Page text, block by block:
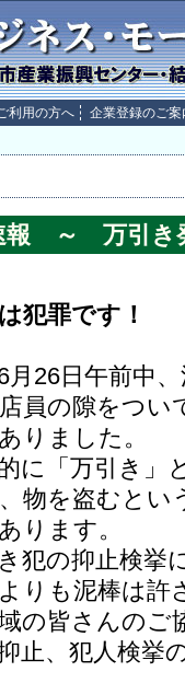
利用の方へ 企業登録のご案
報 ～ 万引き
犯罪です！
26日午前中
員の隙をつい
りました。
に「万引き」
物を盗むとい
ります。
犯の抑止検挙
りも泥棒は許
の皆さんのご
止、犯人検挙